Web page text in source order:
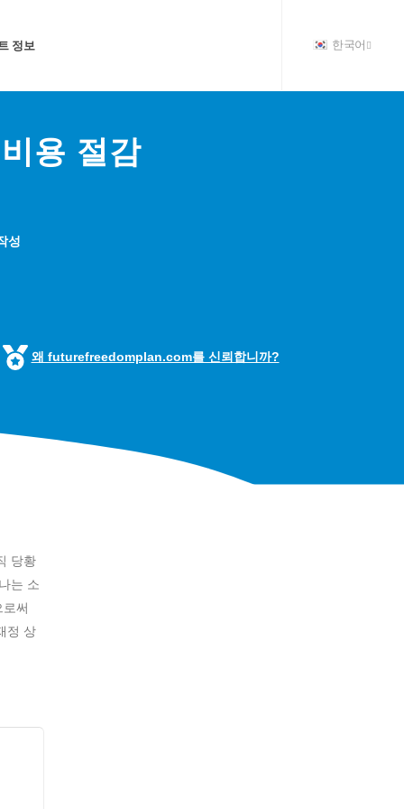
정보 한국어
용 절감
성
왜 futurefreedomplan.com를 신뢰합니까?
당황
는 소
써
정 상